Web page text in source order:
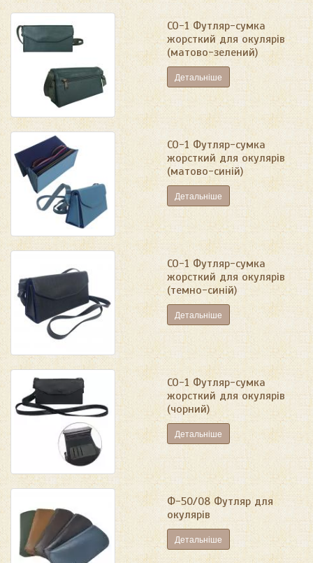
СО-1 Футляр-сумка
жорсткий для окулярів
(матово-зелений)
Детальніше
СО-1 Футляр-сумка
жорсткий для окулярів
(матово-синій)
Детальніше
СО-1 Футляр-сумка
жорсткий для окулярів
(темно-синій)
Детальніше
СО-1 Футляр-сумка
жорсткий для окулярів
(чорний)
Детальніше
Ф-50/08 Футляр для
окулярів
Детальніше